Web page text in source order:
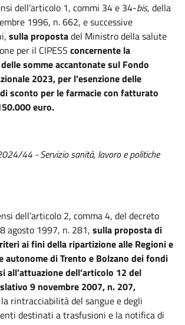
dell’articolo 1, commi 34 e 34-bis, della
1996, n. 662, e successive
sulla propostadel Ministro della salute
per il CIPESS concernente la
somme accantonate sul Fondo
2023, per l’esenzione delle
sconto per le farmacie con fatturato
euro.
44 - Servizio sanità, lavoro e politiche
dell’articolo 2, comma 4, del decreto
agosto 1997, n. 281, sulla proposta di
ai fini della ripartizione alle Regioni e
autonome di Trento e Bolzano dei fondi
all’attuazione dell’articolo 12 del
9 novembre 2007, n. 207,
rintracciabilità del sangue e degli
destinati a trasfusioni e la notifica di